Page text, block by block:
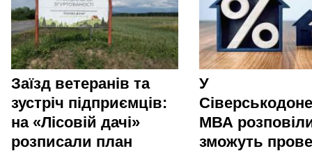
Заїзд ветеранів та
зустріч підприємців:
на «Лісовій дачі»
розписали план
У
МВА
зможуть